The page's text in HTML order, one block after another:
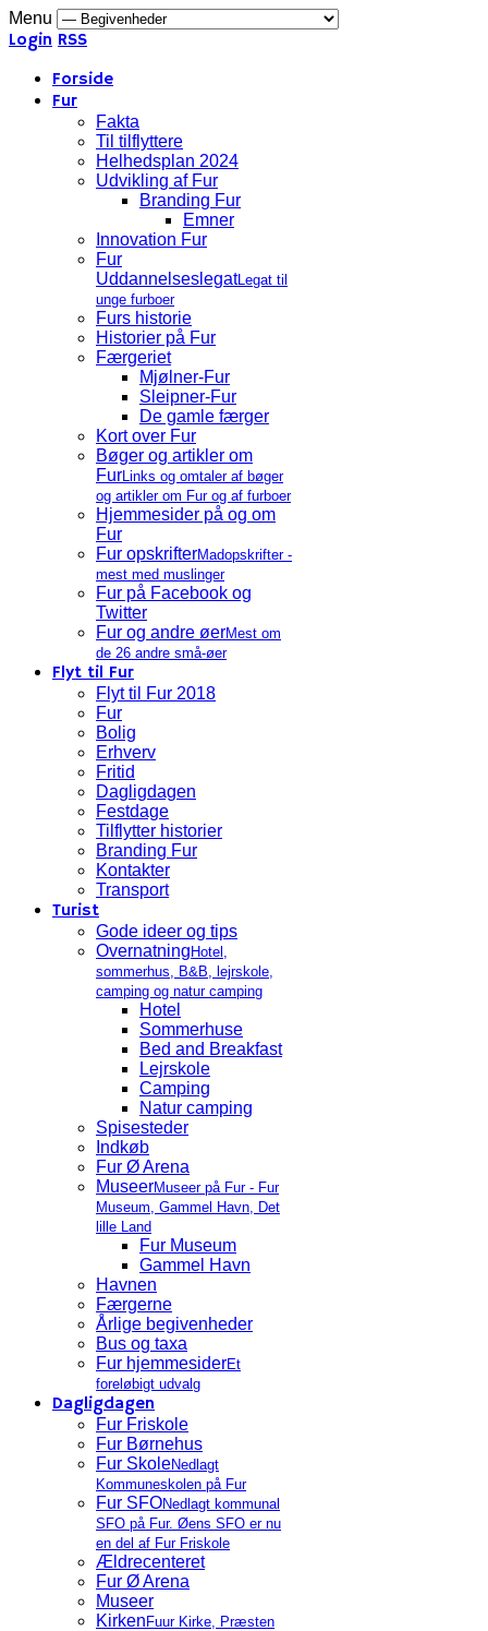
Menu
Login RSS
Forside
Fur
Fakta
Til tilflyttere
Helhedsplan 2024
Udvikling af Fur
Branding Fur
Emner
Innovation Fur
Fur
UddannelseslegatLegat til
unge furboer
Furs historie
Historier på Fur
Færgeriet
Mjølner-Fur
Sleipner-Fur
De gamle færger
Kort over Fur
Bøger og artikler om
FurLinks og omtaler af bøger
og artikler om Fur og af furboer
Hjemmesider på og om
Fur
Fur opskrifterMadopskrifter -
mest med muslinger
Fur på Facebook og
Twitter
Fur og andre øerMest om
de 26 andre små-øer
Flyt til Fur
Flyt til Fur 2018
Fur
Bolig
Erhverv
Fritid
Dagligdagen
Festdage
Tilflytter historier
Branding Fur
Kontakter
Transport
Turist
Gode ideer og tips
Overnatning Hotel,
sommerhus, B&B, lejrskole,
camping og natur camping
Hotel
Sommerhuse
Bed and Breakfast
Lejrskole
Camping
Natur camping
Spisesteder
Indkøb
Fur Ø Arena
MuseerMuseer på Fur - Fur
Museum, Gammel Havn, Det
lille Land
Fur Museum
Gammel Havn
Havnen
Færgerne
Årlige begivenheder
Bus og taxa
Fur hjemmesiderEt
foreløbigt udvalg
Dagligdagen
Fur Friskole
Fur Børnehus
Fur SkoleNedlagt
Kommuneskolen på Fur
Fur SFONedlagt kommunal
SFO på Fur. Øens SFO er nu
en del af Fur Friskole
Ældrecenteret
Fur Ø Arena
Museer
Kirken Fuur Kirke, Præsten